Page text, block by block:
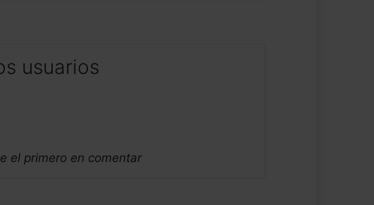
usuarios
el primero en comentar